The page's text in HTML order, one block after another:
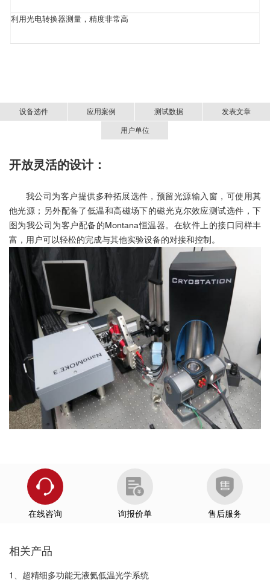
利用光电转换器测量，精度非常高
设备选件 应用案例 测试数据 发表文章
用户单位
开放灵活的设计：
我公司为客户提供多种拓展选件，预留光源输入窗，可使用其
他光源；另外配备了低温和高磁场下的磁光克尔效应测试选件，下
图为我公司为客户配备的Montana恒温器。在软件上的接口同样丰
富，用户可以轻松的完成与其他实验设备的对接和控制。
■ 无液氦低温磁光克尔助力金属-绝缘体转变研
无液氦低温磁光克尔效应系
统-CryoMOKE
0.7 0.3 3
Nature Communications
图1 金属-绝缘体电阻开关的磁光成像 a.磁光测量示意图，在器件区
加磁场。在整个测量时间内，电压偏置保持不中断。b. 同时记录I–V
CoPt/Ru, CoNi/Pt, CoFeB等3D存储介质研究
东京大学Satoru Nakatsuji教授课题组反铁磁材
料MnSn研究
首都师范大学
电子科技大学
中国科学院半导体研究所
吉林师范大学
中国科学技术大学
兰州大学
厦门大学
安徽大学
内蒙古大学
清华大学
在线咨询 询报价单 售后服务
相关产品
1、超精细多功能无液氦低温光学系统